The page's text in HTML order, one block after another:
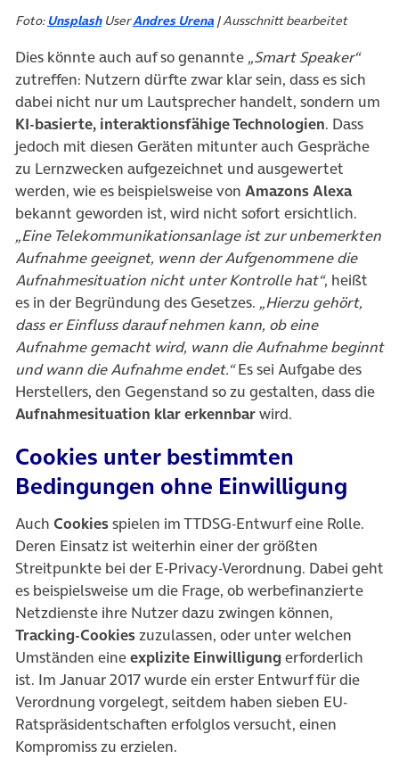
Foto: Unsplash(öffnet in neuem Tab)
UserAndres Urena(öffnet in neuem Tab)
| Ausschnitt bearbeitet
Dies könnte auch auf so genannte „Smart Speaker“
zutreffen: Nutzern dürfte zwar klar sein, dass es sich
dabei nicht nur um Lautsprecher handelt, sondern um
KI-basierte, interaktionsfähige Technologien. Dass
jedoch mit diesen Geräten mitunter auch Gespräche
zu Lernzwecken aufgezeichnet und ausgewertet
werden, wie es beispielsweise von Amazons Alexa
bekannt geworden ist, wird nicht sofort ersichtlich.
„Eine Telekommunikationsanlage ist zur unbemerkten
Aufnahme geeignet, wenn der Aufgenommene die
Aufnahmesituation nicht unter Kontrolle hat“, heißt
es in der Begründung des Gesetzes. „Hierzu gehört,
dass er Einfluss darauf nehmen kann, ob eine
Aufnahme gemacht wird, wann die Aufnahme beginnt
und wann die Aufnahme endet.“Es sei Aufgabe des
Herstellers, den Gegenstand so zu gestalten, dass die
Aufnahmesituation klar erkennbarwird.
Cookies unter bestimmten
Bedingungen ohne Einwilligung
Auch Cookiesspielen im TTDSG-Entwurf eine Rolle.
Deren Einsatz ist weiterhin einer der größten
Streitpunkte bei der E-Privacy-Verordnung. Dabei geht
es beispielsweise um die Frage, ob werbefinanzierte
Netzdienste ihre Nutzer dazu zwingen können,
Tracking-Cookieszuzulassen, oder unter welchen
Umständen eineexplizite Einwilligung erforderlich
ist. Im Januar 2017 wurde ein erster Entwurf für die
Verordnung vorgelegt, seitdem haben sieben EU-
Ratspräsidentschaften erfolglos versucht, einen
Kompromiss zu erzielen.